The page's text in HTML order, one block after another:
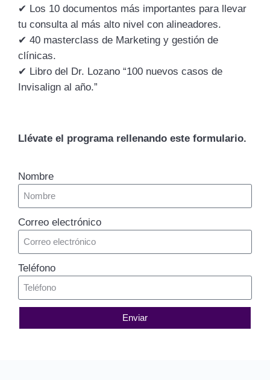
✔ Los 10 documentos más importantes para llevar
tu consulta al más alto nivel con alineadores.
✔ 40 masterclass de Marketing y gestión de
clínicas.
✔ Libro del Dr. Lozano “100 nuevos casos de
Invisalign al año.”
Llévate el programa rellenando este formulario.
Nombre
Correo electrónico
Teléfono
Enviar